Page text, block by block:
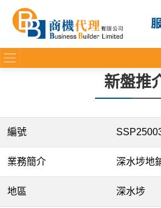
新盤推
編號
業務簡介 深水埗地
地區 深水埗